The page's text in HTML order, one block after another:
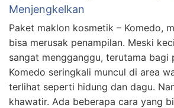
Menjengkelkan
Paket maklon kosmetik – Komedo,
bisa merusak penampilan. Meski
sangat mengganggu, terutama bagi
Komedo seringkali muncul di area
terlihat seperti hidung dan dagu.
khawatir. Ada beberapa cara yang